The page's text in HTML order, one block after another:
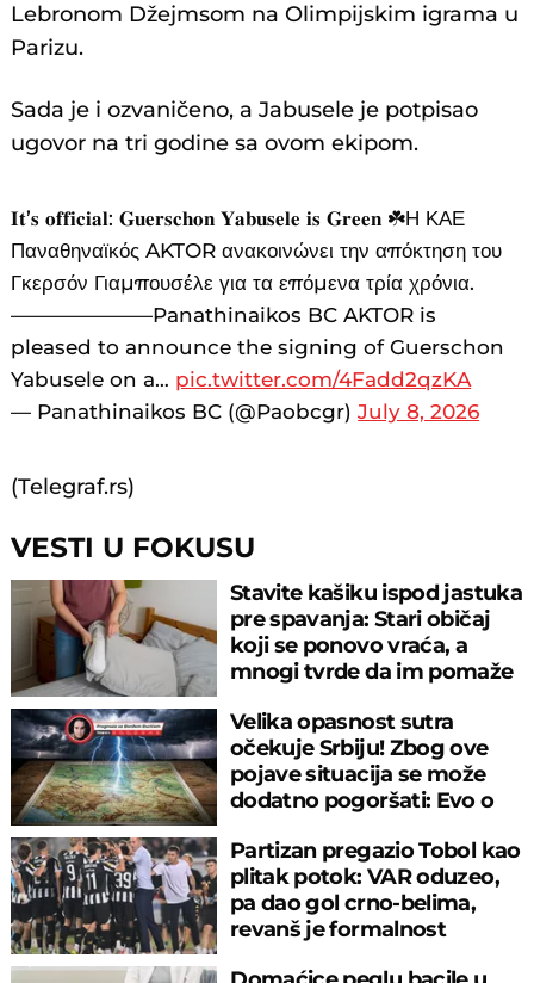
Lebronom Džejmsom na Olimpijskim igrama u
Parizu.
Sada je i ozvaničeno, a Jabusele je potpisao
ugovor na tri godine sa ovom ekipom.
𝐈𝐭’𝐬 𝐨𝐟𝐟𝐢𝐜𝐢𝐚𝐥: 𝐆𝐮𝐞𝐫𝐬𝐜𝐡𝐨𝐧 𝐘𝐚𝐛𝐮𝐬𝐞𝐥𝐞 𝐢𝐬 𝐆𝐫𝐞𝐞𝐧 ☘️Η ΚΑΕ
Παναθηναϊκός AKTOR ανακοινώνει την απόκτηση του
Γκερσόν Γιαμπουσέλε για τα επόμενα τρία χρόνια.
———————Panathinaikos BC AKTOR is
pleased to announce the signing of Guerschon
Yabusele on a… pic.twitter.com/4Fadd2qzKA
— Panathinaikos BC (@Paobcgr)July 8, 2026
(Telegraf.rs)
VESTI U FOKUSU
Stavite kašiku ispod jastuka
pre spavanja: Stari običaj
koji se ponovo vraća, a
mnogi tvrde da im pomaže
Velika opasnost sutra
očekuje Srbiju! Zbog ove
pojave situacija se može
dodatno pogoršati: Evo o
Partizan pregazio Tobol kao
plitak potok: VAR oduzeo,
pa dao gol crno-belima,
revanš je formalnost